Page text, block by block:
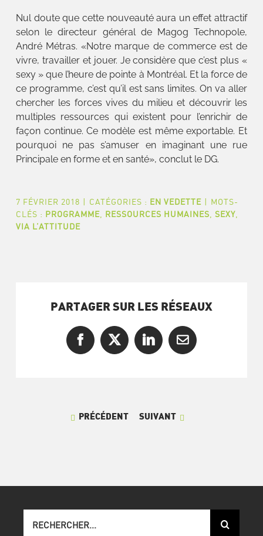
Nul doute que cette nouveauté aura un effet attractif
selon le directeur général de Magog Technopole,
André Métras. «Notre marque de commerce est de
vivre, travailler et jouer. Je considère que c’est plus «
sexy » que l’heure de pointe à Montréal. Et la force de
ce programme, c’est qu’il est sans limites. On va aller
chercher les forces vives du milieu et découvrir les
multiples ressources qui existent pour l’enrichir de
façon continue. Ce modèle est même exportable. Et
pourquoi ne pas s’amuser en imaginant une rue
Principale en forme et en santé», conclut le DG.
7 FÉVRIER 2018 | CATÉGORIES : EN VEDETTE | MOTS-
CLÉS : PROGRAMME, RESSOURCES HUMAINES SEXY,
VIA L’ATTITUDE
PARTAGER SUR LES RÉSEAUX
Facebook
X LinkedInCourriel
PRÉCÉDENT SUIVANT
sur